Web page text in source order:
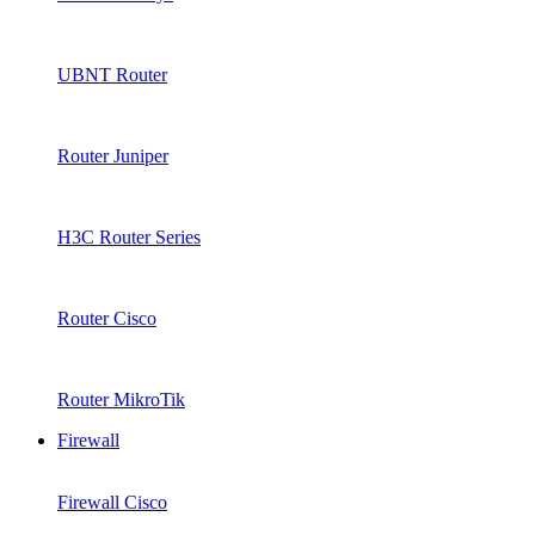
UBNT Router
Router Juniper
H3C Router Series
Router Cisco
Router MikroTik
Firewall
Firewall Cisco